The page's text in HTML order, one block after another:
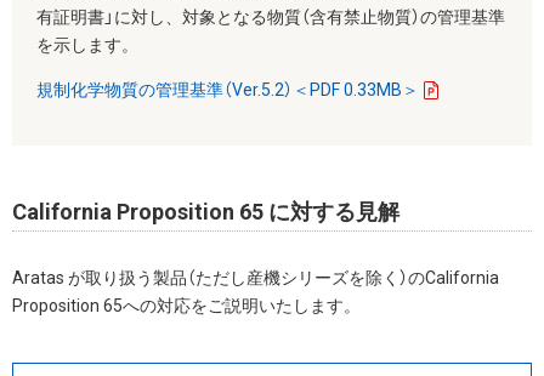
有証明書」に対し、対象となる物質（含有禁止物質）の管理基準
を示します。
規制化学物質の管理基準（Ver.5.2）＜PDF 0.33MB＞
California Proposition 65 に対する見解
Aratas が取り扱う製品（ただし産機シリーズを除く）のCalifornia
Proposition 65への対応をご説明いたします。